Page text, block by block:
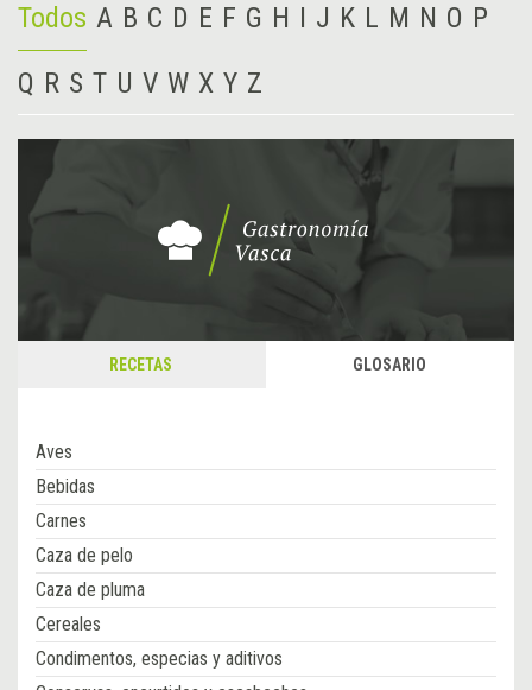
Todos A B C D E F G H I J K L M N O P
Q R S T U V W X Y Z
RECETAS GLOSARIO
Aves
Bebidas
Carnes
Caza de pelo
Caza de pluma
Cereales
Condimentos, especias y aditivos